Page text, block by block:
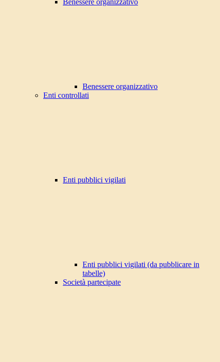
Benessere organizzativo
Benessere organizzativo
Enti controllati
Enti pubblici vigilati
Enti pubblici vigilati (da pubblicare in
tabelle)
Società partecipate